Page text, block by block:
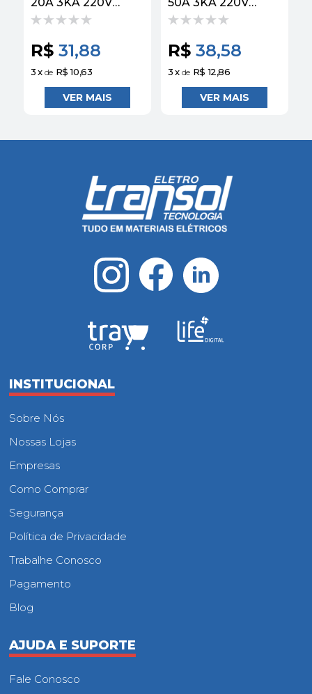
Curva B EZ9F13220
R$ 31,88
3x de R$ 10,63
Curva B EZ9F13250
R$ 38,58
3x de R$ 12,86
INSTITUCIONAL
Sobre Nós
Nossas Lojas
Empresas
Como Comprar
Segurança
Política de Privacidade
Trabalhe Conosco
Pagamento
Blog
AJUDA E SUPORTE
Fale Conosco